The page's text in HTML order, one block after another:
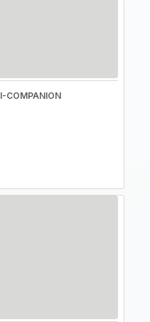
I-COMPANION